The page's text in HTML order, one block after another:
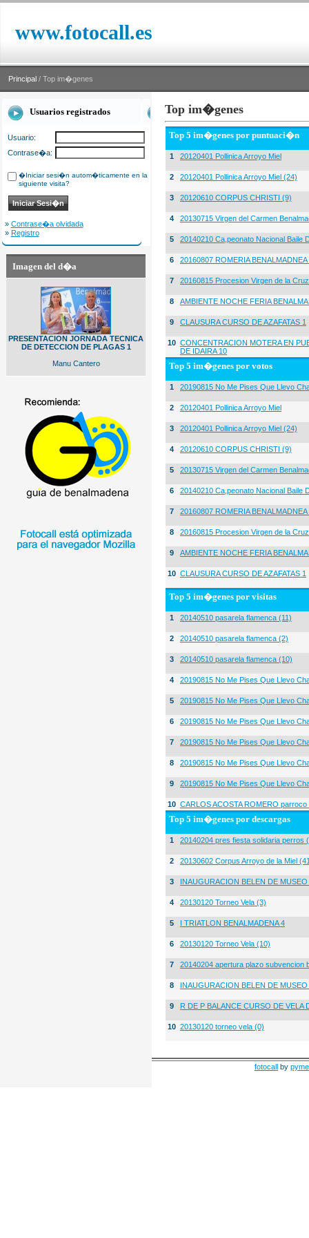
www.fotocall.es
Principal / Top im�genes
Usuarios registrados
Usuario:
Contrase�a:
�Iniciar sesi�n autom�ticamente en la
siguiente visita?
» Contrase�a olvidada
» Registro
Imagen del d�a
PRESENTACION JORNADA TECNICA
DE DETECCION DE PLAGAS 1
Manu Cantero
Top im�genes
Top 5 im�genes por puntuaci�n
1 20120401 Pollinica Arroyo Miel
2 20120401 Pollinica Arroyo Miel (24)
3 20120610 CORPUS CHRISTI (9)
4 20130715 Virgen del Carmen
5 20140210 Ca,peonato Nacional Baile
6 20160807 ROMERIA
7 20160815 Procesion Virgen de la
8 AMBIENTE NOCHE FERIA
9 CLAUSURA CURSO DE AZAFATAS 1
10 CONCENTRACION MOTERA EN
DE IDAIRA 10
Top 5 im�genes por votos
1 20190815 No Me Pises Que Llevo
2 20120401 Pollinica Arroyo Miel
3 20120401 Pollinica Arroyo Miel (24)
4 20120610 CORPUS CHRISTI (9)
5 20130715 Virgen del Carmen
6 20140210 Ca,peonato Nacional Baile
7 20160807 ROMERIA
8 20160815 Procesion Virgen de la
9 AMBIENTE NOCHE FERIA
10 CLAUSURA CURSO DE AZAFATAS 1
Top 5 im�genes por visitas
1 20140510 pasarela flamenca (11)
2 20140510 pasarela flamenca (2)
3 20140510 pasarela flamenca (10)
4 20190815 No Me Pises Que Llevo
5 20190815 No Me Pises Que Llevo
6 20190815 No Me Pises Que Llevo
7 20190815 No Me Pises Que Llevo
8 20190815 No Me Pises Que Llevo
9 20190815 No Me Pises Que Llevo
10 CARLOS ACOSTA ROMERO
Top 5 im�genes por descargas
1 20140204 pres fiesta solidaria perros
2 20130602 Corpus Arroyo de la Miel
3 INAUGURACION BELEN DE
4 20130120 Torneo Vela (3)
5 I TRIATLON BENALMADENA 4
6 20130120 Torneo Vela (10)
7 20140204 apertura plazo subvencion
8 INAUGURACION BELEN DE
9 R DE P BALANCE CURSO DE VELA
10 20130120 torneo vela (0)
fotocall by